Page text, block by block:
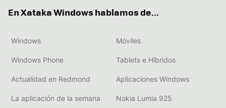
En Xataka Windows hablamos de...
Windows Móviles
Windows Phone Tablets e Híbridos
Actualidad en Redmond Aplicaciones Windows
La aplicación de la semana Nokia Lumia 925